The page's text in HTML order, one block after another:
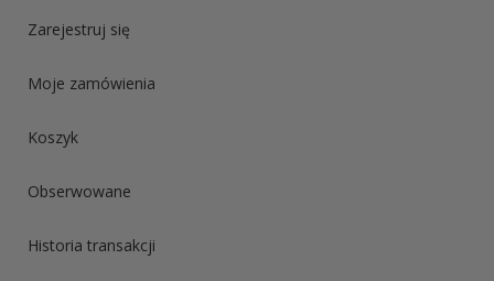
Zarejestruj się
Moje zamówienia
Koszyk
Obserwowane
Historia transakcji